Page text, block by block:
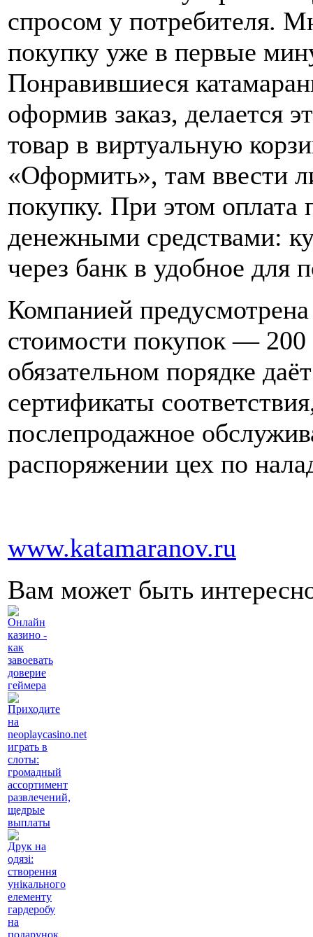
спросом у потребителя.
покупку уже в первые
Понравившиеся
оформив заказ, делается
товар в виртуальную
«Оформить», там ввести
покупку. При этом
денежными средствами:
через банк в удобное для
Компанией
стоимости покупок —
обязательном порядке
сертификаты
послепродажное
распоряжении цех по
www.katamaranov.ru
Вам может быть
Онлайн
казино -
как
завоевать
доверие
геймера
Приходите
на
neoplaycasino.net
играть в
слоты:
громадный
ассортимент
развлечений,
щедрые
выплаты
Друк на
одязі:
створення
унікального
елементу
гардеробу
на